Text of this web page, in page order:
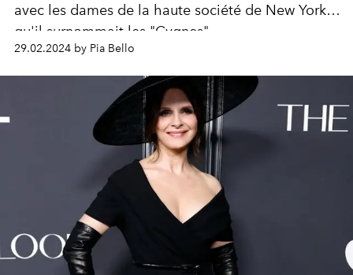
avec les dames de la haute société de New York,
qu'il surnommait les "Cygnes".
29.02.2024 by Pia Bello